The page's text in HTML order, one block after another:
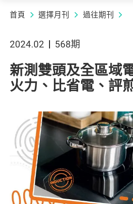
首頁 選擇月刊 過往期刊
2024.02 568期
新測雙頭及全區域
火力、比省電、評